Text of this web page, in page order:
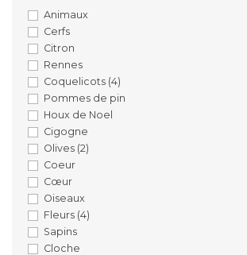
Animaux
Cerfs
Citron
Rennes
Coquelicots (4)
Pommes de pin
Houx de Noel
Cigogne
Olives (2)
Coeur
Cœur
Oiseaux
Fleurs (4)
Sapins
Cloche